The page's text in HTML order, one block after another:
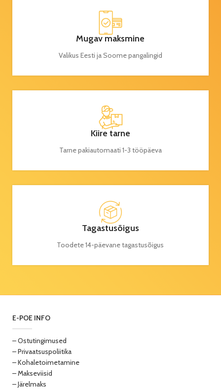
Mugav maksmine
Valikus Eesti ja Soome pangalingid
Kiire tarne
Tarne pakiautomaati 1-3 tööpäeva
Tagastusõigus
Toodete 14-päevane tagastusõigus
E-POE INFO
– Ostutingimused
– Privaatsuspoliitika
– Kohaletoimetamine
– Makseviisid
– Järelmaks